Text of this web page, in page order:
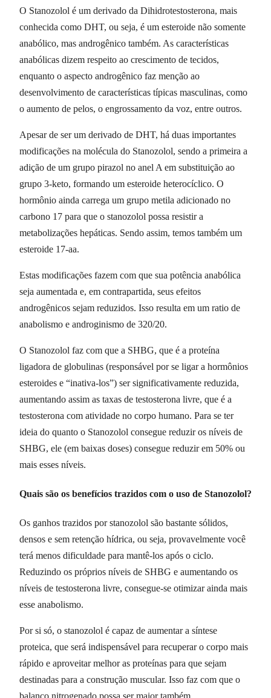
O Stanozolol é um derivado da Dihidrotestosterona, mais
conhecida como DHT, ou seja, é um esteroide não somente
anabólico, mas androgênico também. As características
anabólicas dizem respeito ao crescimento de tecidos,
enquanto o aspecto androgênico faz menção ao
desenvolvimento de características típicas masculinas, como
o aumento de pelos, o engrossamento da voz, entre outros.
Apesar de ser um derivado de DHT, há duas importantes
modificações na molécula do Stanozolol, sendo a primeira a
adição de um grupo pirazol no anel A em substituição ao
grupo 3-keto, formando um esteroide heterocíclico. O
hormônio ainda carrega um grupo metila adicionado no
carbono 17 para que o stanozolol possa resistir a
metabolizações hepáticas. Sendo assim, temos também um
esteroide 17-aa.
Estas modificações fazem com que sua potência anabólica
seja aumentada e, em contrapartida, seus efeitos
androgênicos sejam reduzidos. Isso resulta em um ratio de
anabolismo e androginismo de 320/20.
O Stanozolol faz com que a SHBG, que é a proteína
ligadora de globulinas (responsável por se ligar a hormônios
esteroides e “inativa-los”) ser significativamente reduzida,
aumentando assim as taxas de testosterona livre, que é a
testosterona com atividade no corpo humano. Para se ter
ideia do quanto o Stanozolol consegue reduzir os níveis de
SHBG, ele (em baixas doses) consegue reduzir em 50% ou
mais esses níveis.
Quais são os benefícios trazidos com o uso de Stanozolol?
Os ganhos trazidos por stanozolol são bastante sólidos,
densos e sem retenção hídrica, ou seja, provavelmente você
terá menos dificuldade para mantê-los após o ciclo.
Reduzindo os próprios níveis de SHBG e aumentando os
níveis de testosterona livre, consegue-se otimizar ainda mais
esse anabolismo.
Por si só, o stanozolol é capaz de aumentar a síntese
proteica, que será indispensável para recuperar o corpo mais
rápido e aproveitar melhor as proteínas para que sejam
destinadas para a construção muscular. Isso faz com que o